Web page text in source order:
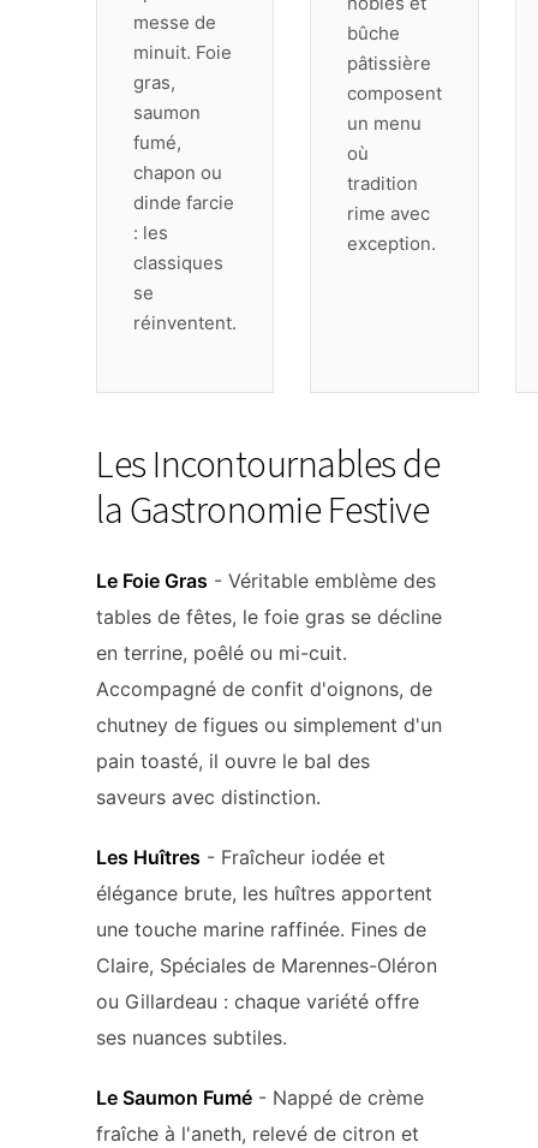
messe de
minuit. Foie
gras,
saumon
fumé,
chapon ou
dinde farcie
: les
classiques
se
réinventent.
bûche
pâtissière
composent
un menu
où
tradition
rime avec
exception.
Les Incontournables de
la Gastronomie Festive
Le Foie Gras - Véritable emblème des
tables de fêtes, le foie gras se décline
en terrine, poêlé ou mi-cuit.
Accompagné de confit d'oignons, de
chutney de figues ou simplement d'un
pain toasté, il ouvre le bal des
saveurs avec distinction.
Les Huîtres - Fraîcheur iodée et
élégance brute, les huîtres apportent
une touche marine raffinée. Fines de
Claire, Spéciales de Marennes-Oléron
ou Gillardeau : chaque variété offre
ses nuances subtiles.
Le Saumon Fumé - Nappé de crème
fraîche à l'aneth, relevé de citron et